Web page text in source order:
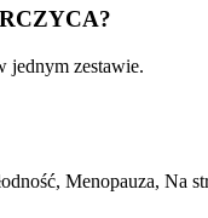
jednym zestawie.
Menopauza, Na